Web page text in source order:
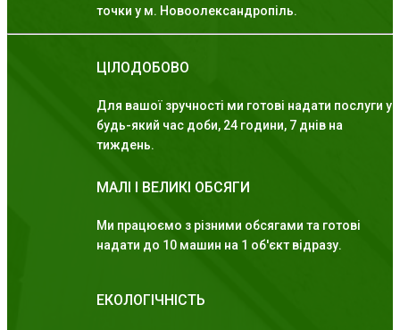
точки у м. Новоолександропіль.
ЦІЛОДОБОВО
Для вашої зручності ми готові надати послуги у
будь-який час доби, 24 години, 7 днів на
тиждень.
МАЛІ І ВЕЛИКІ ОБСЯГИ
Ми працюємо з різними обсягами та готові
надати до 10 машин на 1 об'єкт відразу.
ЕКОЛОГІЧНІСТЬ